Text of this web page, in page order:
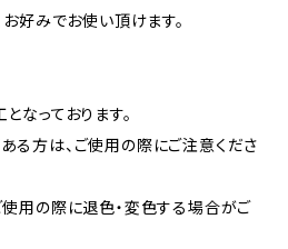
お好みでお使い頂けます。
なっております。
る方は、ご使用の際にご注意くださ
使用の際に退色・変色する場合がご